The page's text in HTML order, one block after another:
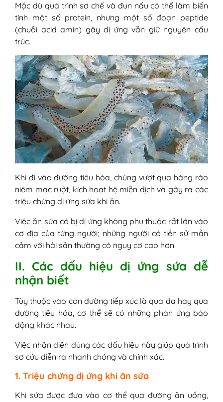
Mặc dù quá trình sơ chế và đun nấu có thể làm biến
tính một số protein, nhưng một số đoạn peptide
(chuỗi acid amin) gây dị ứng vẫn giữ nguyên cấu
trúc.
Khi đi vào đường tiêu hóa, chúng vượt qua hàng rào
niêm mạc ruột, kích hoạt hệ miễn dịch và gây ra các
triệu chứng dị ứng sứa khi ăn.
Việc ăn sứa có bị dị ứng không phụ thuộc rất lớn vào
cơ địa của từng người; những người có tiền sử mẫn
cảm với hải sản thường có nguy cơ cao hơn.
II. Các dấu hiệu dị ứng sứa dễ
nhận biết
Tùy thuộc vào con đường tiếp xúc là qua da hay qua
đường tiêu hóa, cơ thể sẽ có những phản ứng báo
động khác nhau.
Việc nhận diện đúng các dấu hiệu này giúp quá trình
sơ cứu diễn ra nhanh chóng và chính xác.
1. Triệu chứng dị ứng khi ăn sứa
Khi sứa được đưa vào cơ thể qua đường ăn uống,